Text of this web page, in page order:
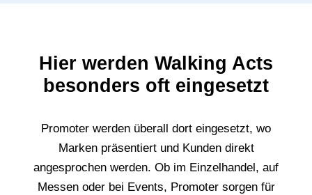
Hier werden Walking Acts
besonders oft eingesetzt
Promoter werden überall dort eingesetzt, wo
Marken präsentiert und Kunden direkt
angesprochen werden. Ob im Einzelhandel, auf
Messen oder bei Events, Promoter sorgen für